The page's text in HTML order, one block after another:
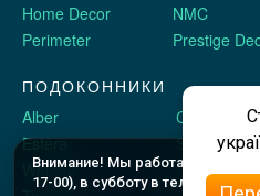
Home Decor
NMC
Perimeter
Prestige
ПОДОКОННИКИ
Alber
Crystalit
Estera
Sauberg
Werzalit
Plastolit
Внимание! Мы работаем c 9 до
17-00), в субботу в телефоном